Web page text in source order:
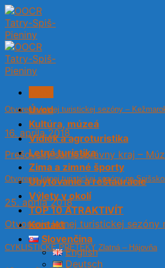
Skip
to
content
Úvod
Kultúra, múzeá
Vidiek a agroturistika
Letná turistika
Zima a zimné športy
Ubytovanie a reštaurácie
Výlety v okolí
TOP 10 ATRAKTIVÍT
Kontakt
Slovenčina
English
Deutsch
Otvorenie letnej turistickej sezóny –
16. apríla 2018
Prešovský samosprávny kraj –
Otvorenie letnej turistickej sezóny na
25. apríla 2018
Otvorenie letnej turistickej sezóny
CYKLISTICKÉ PRETEKY Zlatná – Hájovňa